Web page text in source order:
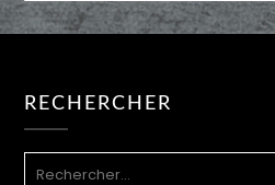
RECHERCHER